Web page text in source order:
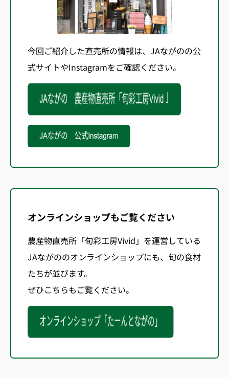
今回ご紹介した直売所の情報は、JAながのの公
式サイトやInstagramをご確認ください。
オンラインショップもご覧ください
農産物直売所「旬彩工房Vivid」を運営している
JAながののオンラインショップにも、旬の食材
たちが並びます。
ぜひこちらもご覧ください。